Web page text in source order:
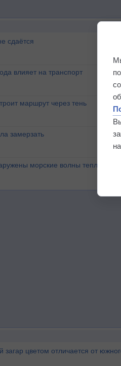
сдаётся
влияет на транспорт
маршрут через тень
замерзать
морские волны тепла
загар цветом отличается от